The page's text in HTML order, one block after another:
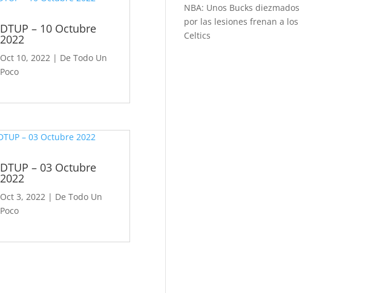
DTUP – 10 Octubre
2022
Oct 10, 2022 | De Todo Un
Poco
DTUP – 03 Octubre
2022
Oct 3, 2022 | De Todo Un
Poco
NBA: Unos Bucks diezmados
por las lesiones frenan a los
Celtics